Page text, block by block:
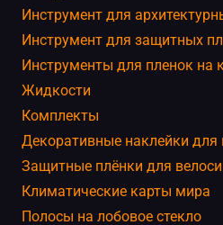
Инструмент для
Инструмент для защитных
Инструменты для пленок на
Жидкости
Комплекты
Декоративные наклейки для
Защитные плёнки для
Климатические карты мира
Полосы на лобовое стекло